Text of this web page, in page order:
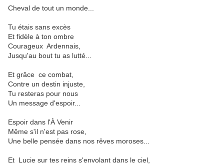
Cheval de tout un monde...
Tu étais sans excès
Et fidèle à ton ombre
Courageux Ardennais,
Jusqu'au bout tu as lutté...
Et grâce ce combat,
Contre un destin injuste,
Tu resteras pour nous
Un message d'espoir...
Espoir dans l'À Venir
Même s'il n'est pas rose,
Une belle pensée dans nos rêves moroses...
Et Lucie sur tes reins s'envolant dans le ciel,